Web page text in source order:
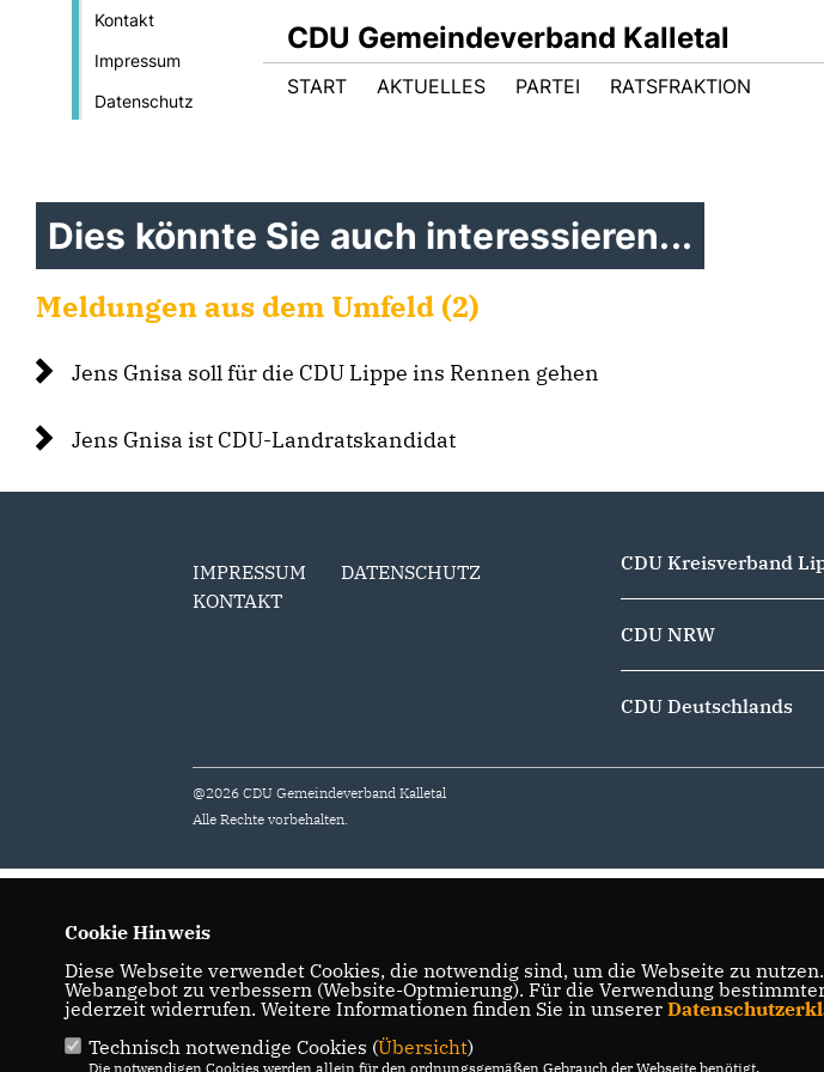
Kontakt
Impressum
Datenschutz
CDU Gemeindeverband Kalletal
START AKTUELLES PARTEI RATSFRAKTION
Dies könnte Sie auch interessieren...
Meldungen aus dem Umfeld (2)
Jens Gnisa soll für die CDU Lippe ins Rennen gehen
Jens Gnisa ist CDU-Landratskandidat
IMPRESSUM
DATENSCHUTZ
KONTAKT
CDU Kreisverband
CDU NRW
CDU Deutschlands
@2026 CDU Gemeindeverband Kalletal
Alle Rechte vorbehalten.
Cookie Hinweis
Diese Webseite verwendet Cookies, die notwendig sind, um die Webseite zu
Webangebot zu verbessern (Website-Optmierung). Für die Verwendung
jederzeit widerrufen. Weitere Informationen finden Sie in unserer
Technisch notwendige Cookies (Übersicht)
Die notwendigen Cookies werden allein für den ordnungsgemäßen Gebrauch der Webseite benötigt.